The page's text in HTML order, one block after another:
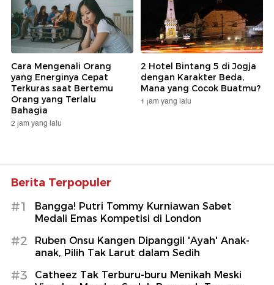
Cara Mengenali Orang
yang Energinya Cepat
Terkuras saat Bertemu
Orang yang Terlalu
Bahagia
2 jam yang lalu
2 Hotel Bintang 5 di Jogja
dengan Karakter Beda,
Mana yang Cocok Buatmu?
1 jam yang lalu
Berita Terpopuler
#1
Bangga! Putri Tommy Kurniawan Sabet
Medali Emas Kompetisi di London
#2
Ruben Onsu Kangen Dipanggil 'Ayah' Anak-
anak, Pilih Tak Larut dalam Sedih
#3
Catheez Tak Terburu-buru Menikah Meski